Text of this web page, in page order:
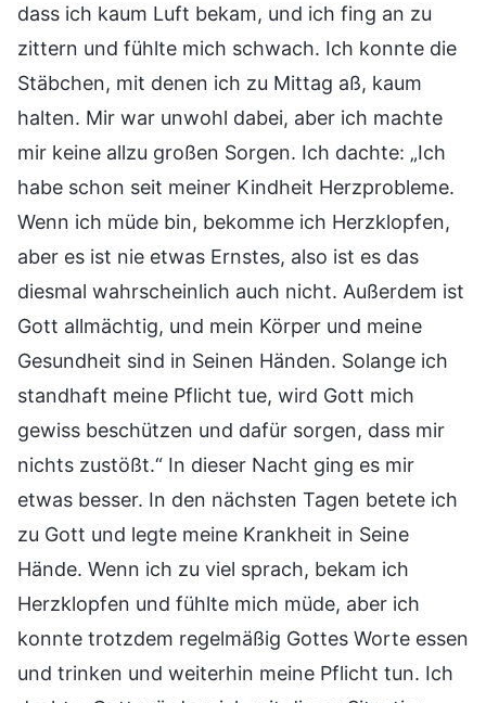
dass ich kaum Luft bekam, und ich fing an zu
zittern und fühlte mich schwach. Ich konnte die
Stäbchen, mit denen ich zu Mittag aß, kaum
halten. Mir war unwohl dabei, aber ich machte
mir keine allzu großen Sorgen. Ich dachte: „Ich
habe schon seit meiner Kindheit Herzprobleme.
Wenn ich müde bin, bekomme ich Herzklopfen,
aber es ist nie etwas Ernstes, also ist es das
diesmal wahrscheinlich auch nicht. Außerdem ist
Gott allmächtig, und mein Körper und meine
Gesundheit sind in Seinen Händen. Solange ich
standhaft meine Pflicht tue, wird Gott mich
gewiss beschützen und dafür sorgen, dass mir
nichts zustößt.“ In dieser Nacht ging es mir
etwas besser. In den nächsten Tagen betete ich
zu Gott und legte meine Krankheit in Seine
Hände. Wenn ich zu viel sprach, bekam ich
Herzklopfen und fühlte mich müde, aber ich
konnte trotzdem regelmäßig Gottes Worte essen
und trinken und weiterhin meine Pflicht tun. Ich